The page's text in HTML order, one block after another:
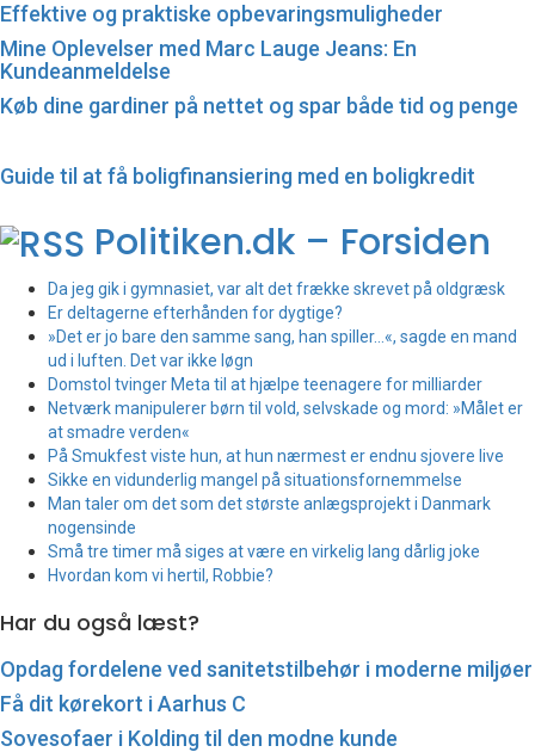
Effektive og praktiske opbevaringsmuligheder
Mine Oplevelser med Marc Lauge Jeans: En
Kundeanmeldelse
Køb dine gardiner på nettet og spar både tid og penge
Guide til at få boligfinansiering med en boligkredit
Politiken.dk – Forsiden
Da jeg gik i gymnasiet, var alt det frække skrevet på oldgræsk
Er deltagerne efterhånden for dygtige?
»Det er jo bare den samme sang, han spiller...«, sagde en mand
ud i luften. Det var ikke løgn
Domstol tvinger Meta til at hjælpe teenagere for milliarder
Netværk manipulerer børn til vold, selvskade og mord: »Målet er
at smadre verden«
På Smukfest viste hun, at hun nærmest er endnu sjovere live
Sikke en vidunderlig mangel på situationsfornemmelse
Man taler om det som det største anlægsprojekt i Danmark
nogensinde
Små tre timer må siges at være en virkelig lang dårlig joke
Hvordan kom vi hertil, Robbie?
Har du også læst?
Opdag fordelene ved sanitetstilbehør i moderne miljøer
Få dit kørekort i Aarhus C
Sovesofaer i Kolding til den modne kunde